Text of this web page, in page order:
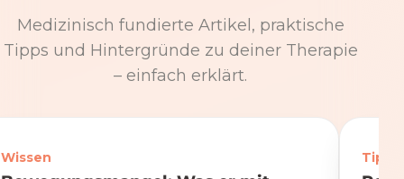
Medizinisch fundierte Artikel, praktische
Tipps und Hintergründe zu deiner Therapie
– einfach erklärt.
Wissen Tipps